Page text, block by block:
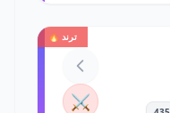
ترند 🔥
⚔️